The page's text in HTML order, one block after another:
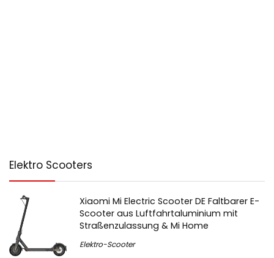
Elektro Scooters
Xiaomi Mi Electric Scooter DE Faltbarer E-
Scooter aus Luftfahrtaluminium mit
Straßenzulassung & Mi Home
Elektro-Scooter